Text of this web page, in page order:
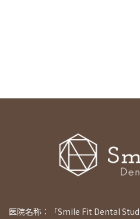
医院名称：「Smile Fit Dental